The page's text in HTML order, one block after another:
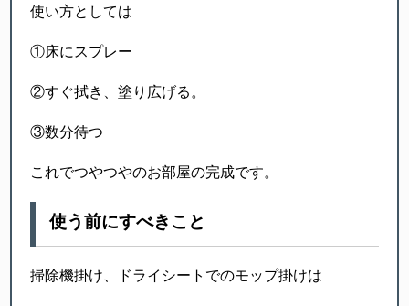
使い方としては
①床にスプレー
②すぐ拭き、塗り広げる。
③数分待つ
これでつやつやのお部屋の完成です。
使う前にすべきこと
掃除機掛け、ドライシートでのモップ掛けは